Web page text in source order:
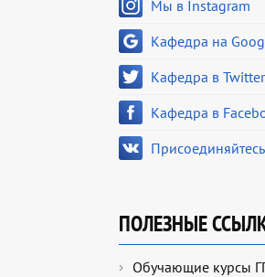
Мы в Instagram
Кафедра на
Кафедра в Twitter
Кафедра в
ПОЛЕЗНЫЕ
Обучающие курсы